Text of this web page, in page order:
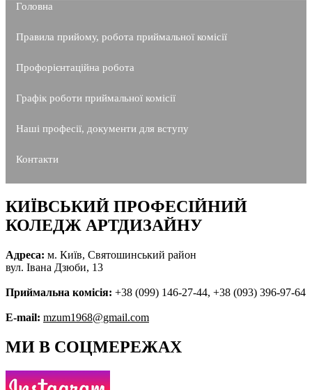
Головна
Правила прийому, робота приймальної комісії
Профорієнтаційна робота
Графік роботи приймальної комісії
Наші професії, документи для вступу
Контакти
КИЇВСЬКИЙ ПРОФЕСІЙНИЙ
КОЛЕДЖ АРТДИЗАЙНУ
Адреса: м. Київ, Святошинський район
вул. Івана Дзюби, 13
Приймальна комісія: +38 (099) 146-27-44, +38 (093) 396-97-64
E-mail: mzum1968@gmail.com
МИ В СОЦМЕРЕЖАХ